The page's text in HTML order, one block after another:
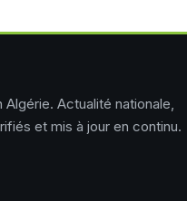
Actualité nationale,
et mis à jour en continu.